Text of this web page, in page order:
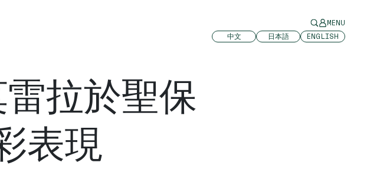
MENU
中文
日本語 ENGLISH
雷拉於聖保
表現